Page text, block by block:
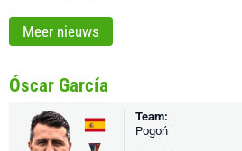
Meer nieuws
Óscar García
Team:
Pogoń